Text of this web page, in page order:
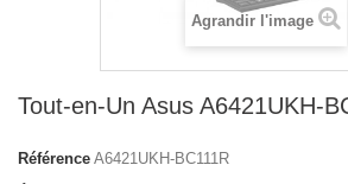
Agrandir l'image
Tout-en-Un Asus A6421UKH-
Référence A6421UKH-BC111R